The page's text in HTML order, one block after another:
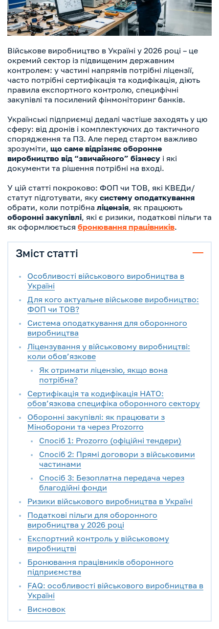
Військове виробництво в Україні у 2026 році – це
окремий сектор із підвищеним державним
контролем: у частині напрямів потрібні ліцензії,
часто потрібні сертифікація та кодифікація, діють
правила експортного контролю, специфічні
закупівлі та посилений фінмоніторинг банків.
Українські підприємці дедалі частіше заходять у цю
сферу: від дронів і комплектуючих до тактичного
спорядження та ПЗ. Але перед стартом важливо
зрозуміти, що саме відрізняє оборонне
виробництво від “звичайного” бізнесу і які
документи та рішення потрібні на вході.
У цій статті покроково: ФОП чи ТОВ, які КВЕДи/
статут підготувати, яку систему оподаткування
обрати, коли потрібна ліцензія, як працюють
оборонні закупівлі, які є ризики, податкові пільги та
як оформлюється бронювання працівників.
Зміст статті
Особливості військового виробництва в
Україні
Для кого актуальне військове виробництво:
ФОП чи ТОВ?
Система оподаткування для оборонного
виробництва
Ліцензування у військовому виробництві:
коли обов’язкове
Як отримати ліцензію, якщо вона
потрібна?
Сертифікація та кодифікація НАТО:
обов’язкова специфіка оборонного сектору
Оборонні закупівлі: як працювати з
Міноборони та через Prozorro
Спосіб 1: Prozorro (офіційні тендери)
Спосіб 2: Прямі договори з військовими
частинами
Спосіб 3: Безоплатна передача через
благодійні фонди
Ризики військового виробництва в Україні
Податкові пільги для оборонного
виробництва у 2026 році
Експортний контроль у військовому
виробництві
Бронювання працівників оборонного
підприємства
FAQ: особливості військового виробництва в
Україні
Висновок